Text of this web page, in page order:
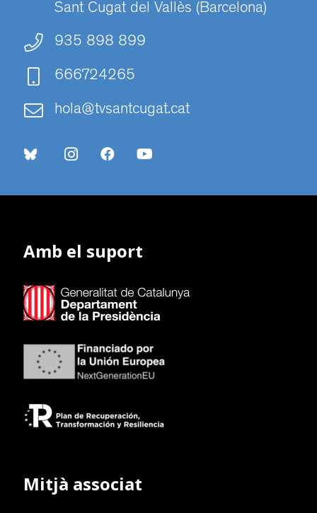
Sant Cugat del Vallès (Barcelona)
935 898 899
666724265
hola@tvsantcugat.cat
Amb el suport
Mitjà associat